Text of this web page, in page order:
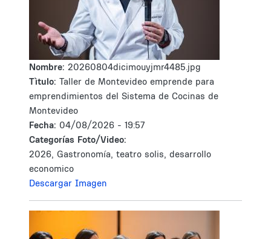
Nombre: 20260804dicimouyjmr4485.jpg
Tìtulo: Taller de Montevideo emprende para
emprendimientos del Sistema de Cocinas de
Montevideo
Fecha: 04/08/2026 - 19:57
Categorías Foto/Video:
2026, Gastronomía, teatro solis, desarrollo
economico
Descargar Imagen